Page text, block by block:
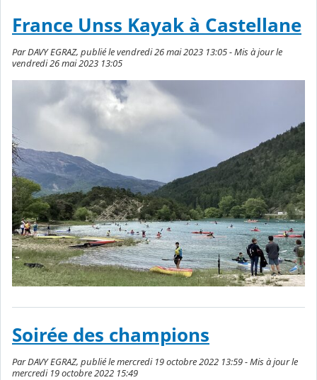
France Unss Kayak à Castellane
Par DAVY EGRAZ, publié le vendredi 26 mai 2023 13:05 - Mis à jour le
vendredi 26 mai 2023 13:05
Soirée des champions
Par DAVY EGRAZ, publié le mercredi 19 octobre 2022 13:59 - Mis à jour le
mercredi 19 octobre 2022 15:49